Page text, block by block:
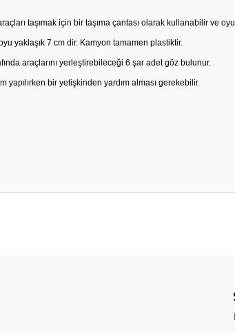
taşımak için bir taşıma çantası olarak kullanabilir ve
yaklaşık 7 cm dir. Kamyon tamamen plastiktir.
araçlarını yerleştirebileceği 6 şar adet göz bulunur.
yapılırken bir yetişkinden yardım alması gerekebilir.